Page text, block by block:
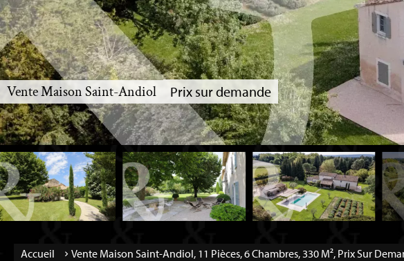
Vente Maison Saint-Andiol Prix sur demande
Accueil Vente Maison Saint-Andiol, 11 Pièces, 6 Chambres, 330 M², Prix Sur